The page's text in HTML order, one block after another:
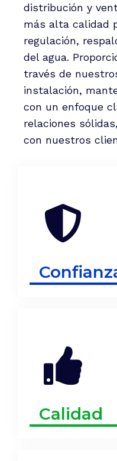
distribución y
más alta calidad
regulación,
del agua.
través de
instalación,
con un enfoque
relaciones
con nuestros
Calidad